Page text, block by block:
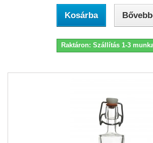
Kosárba
Raktáron: Szállítás 1-3